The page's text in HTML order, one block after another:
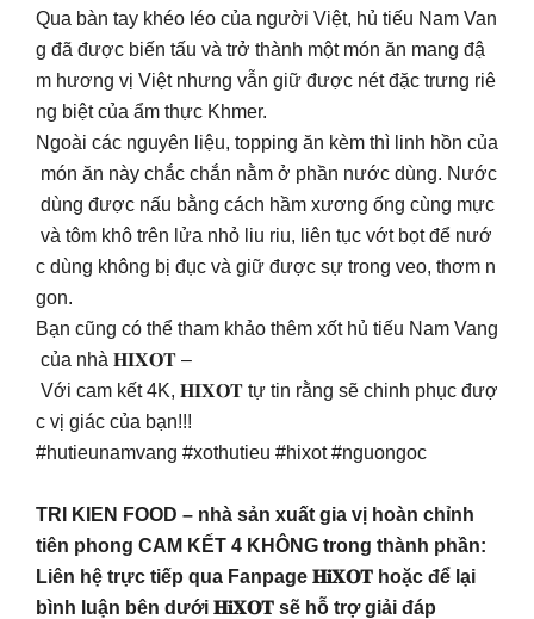
Qua bàn tay khéo léo của người Việt, hủ tiếu Nam Van
g đã được biến tấu và trở thành một món ăn mang đậ
m hương vị Việt nhưng vẫn giữ được nét đặc trưng riê
ng biệt của ẩm thực Khmer.
Ngoài các nguyên liệu, topping ăn kèm thì linh hồn của
món ăn này chắc chắn nằm ở phần nước dùng. Nước
dùng được nấu bằng cách hầm xương ống cùng mực
và tôm khô trên lửa nhỏ liu riu, liên tục vớt bọt để nướ
c dùng không bị đục và giữ được sự trong veo, thơm n
gon.
Bạn cũng có thể tham khảo thêm xốt hủ tiếu Nam Vang
của nhà 𝐇𝐈𝐗𝐎𝐓 –
Với cam kết 4K, 𝐇𝐈𝐗𝐎𝐓 tự tin rằng sẽ chinh phục đượ
c vị giác của bạn!!!
#hutieunamvang #xothutieu #hixot #nguongoc
TRI KIEN FOOD – nhà sản xuất gia vị hoàn chỉnh
tiên phong CAM KẾT 4 KHÔNG trong thành phần:
Liên hệ trực tiếp qua Fanpage 𝐇𝐢𝐗𝐎𝐓 hoặc để lại
bình luận bên dưới 𝐇𝐢𝐗𝐎𝐓 sẽ hỗ trợ giải đáp